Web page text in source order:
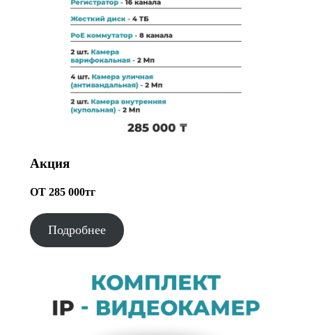
Акция
ОТ 285 000тг
Подробнее